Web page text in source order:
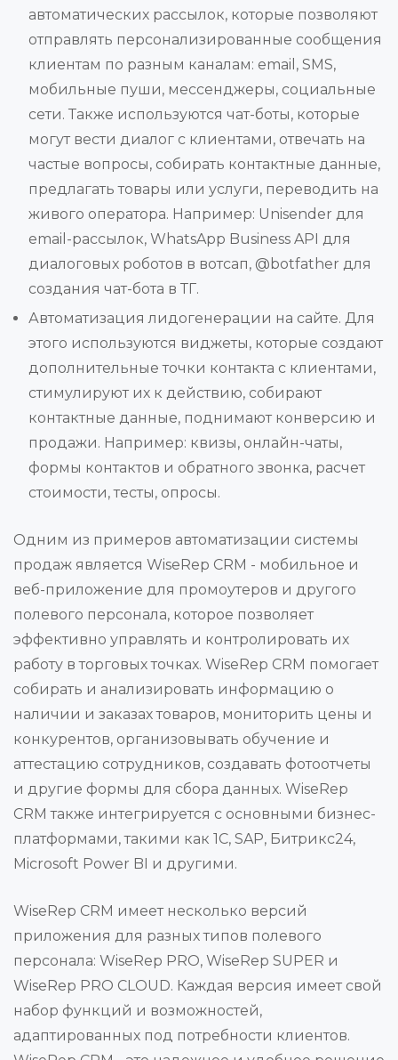
автоматических рассылок, которые позволяют
отправлять персонализированные сообщения
клиентам по разным каналам: email, SMS,
мобильные пуши, мессенджеры, социальные
сети. Также используются чат-боты, которые
могут вести диалог с клиентами, отвечать на
частые вопросы, собирать контактные данные,
предлагать товары или услуги, переводить на
живого оператора. Например: Unisender для
email-рассылок, WhatsApp Business API для
диалоговых роботов в вотсап, @botfather для
создания чат-бота в ТГ.
Автоматизация лидогенерации на сайте. Для
этого используются виджеты, которые создают
дополнительные точки контакта с клиентами,
стимулируют их к действию, собирают
контактные данные, поднимают конверсию и
продажи. Например: квизы, онлайн-чаты,
формы контактов и обратного звонка, расчет
стоимости, тесты, опросы.
Одним из примеров автоматизации системы
продаж является WiseRep CRM - мобильное и
веб-приложение для промоутеров и другого
полевого персонала, которое позволяет
эффективно управлять и контролировать их
работу в торговых точках. WiseRep CRM помогает
собирать и анализировать информацию о
наличии и заказах товаров, мониторить цены и
конкурентов, организовывать обучение и
аттестацию сотрудников, создавать фотоотчеты
и другие формы для сбора данных. WiseRep
CRM также интегрируется с основными бизнес-
платформами, такими как 1С, SAP, Битрикс24,
Microsoft Power BI и другими.
WiseRep CRM имеет несколько версий
приложения для разных типов полевого
персонала: WiseRep PRO, WiseRep SUPER и
WiseRep PRO CLOUD. Каждая версия имеет свой
набор функций и возможностей,
адаптированных под потребности клиентов.